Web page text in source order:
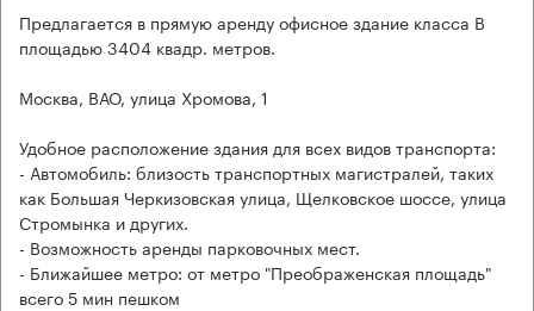
Предлагается в прямую аренду офисное здание класса B
площадью 3404 квадр. метров.
Москва, ВАО, улица Хромова, 1
Удобное расположение здания для всех видов транспорта:
- Автомобиль: близость транспортных магистралей, таких
как Большая Черкизовская улица, Щелковское шоссе, улица
Стромынка и других.
- Возможность аренды парковочных мест.
- Ближайшее метро: от метро "Преображенская площадь"
всего 5 мин пешком